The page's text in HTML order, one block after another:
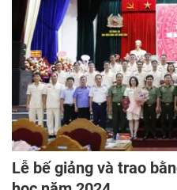
Lễ bế giảng và trao